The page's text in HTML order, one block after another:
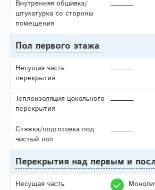
Внутренняя обшивка/
штукатурка со стороны
помещения
Пол первого этажа
Несущая часть
перекрытия
Теплоизоляция цокольного
перекрытия
Стяжка/подготовка под
чистый пол
Перекрытия над первым и
Несущая часть